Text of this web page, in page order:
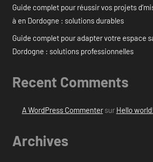
Guide complet pour réussir vos projets
à en Dordogne : solutions durables
Guide complet pour adapter votre espace
Dordogne : solutions professionnelles
Recent Comments
A WordPress Commentersur Hello world!
Archives